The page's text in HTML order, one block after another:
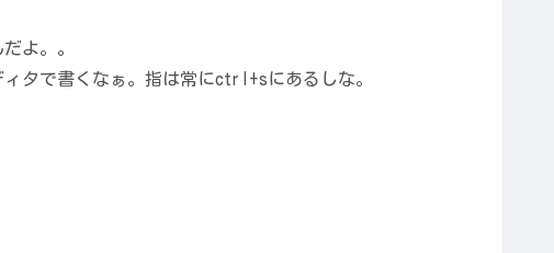
よ。。
タで書くなぁ。指は常にctrl+sにあるしな。